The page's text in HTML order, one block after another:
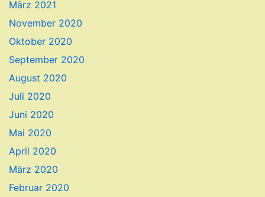
März 2021
November 2020
Oktober 2020
September 2020
August 2020
Juli 2020
Juni 2020
Mai 2020
April 2020
März 2020
Februar 2020